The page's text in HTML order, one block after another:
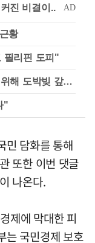
황
필리핀 도피"
차가원 "MC몽에 400억 뜯겨…백현 위해 도박빚 갚아줘"
"
민 담화를 통해
또한 이번 댓글
나온다.
제에 막대한 피
는 국민경제 보호